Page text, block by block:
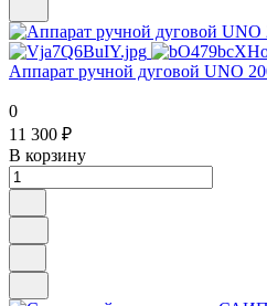
Аппарат ручной дуговой UNO 200
0
11 300 ₽
В корзину